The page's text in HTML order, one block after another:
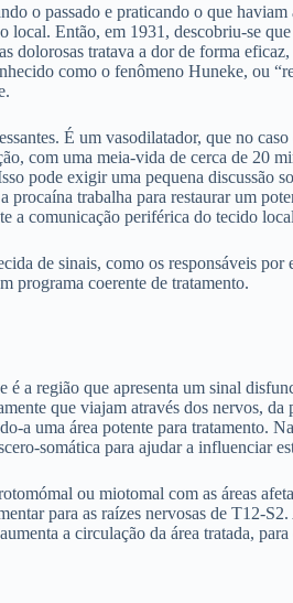
o passado e praticando o que
Então, em 1931, descobriu-se
tratava a dor de forma
como o fenômeno Huneke, ou
É um vasodilatador, que no
com uma meia-vida de cerca de 20
pode exigir uma pequena
trabalha para restaurar um
a comunicação periférica do tecido
de sinais, como os responsáveis
programa coerente de tratamento.
a região que apresenta um sinal
que viajam através dos nervos,
a uma área potente para tratamento.
somática para ajudar a influenciar
ou miotomal com as áreas
para as raízes nervosas de T12-
a circulação da área tratada,